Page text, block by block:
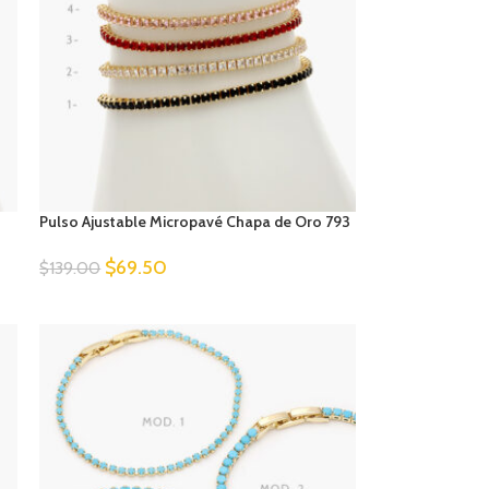
Pulso Ajustable Micropavé Chapa de Oro 793
$139.00 $69.50